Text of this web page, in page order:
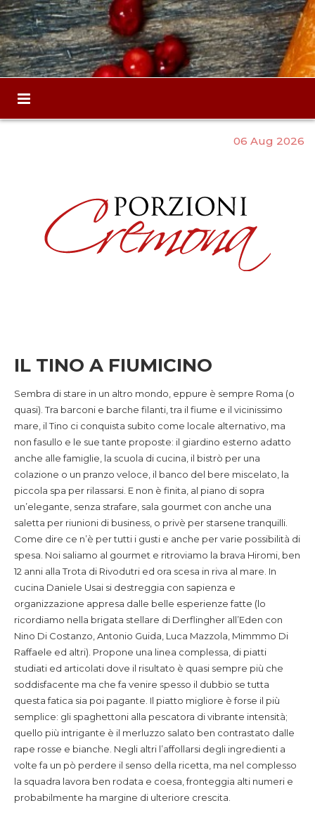
06 Aug 2026
IL TINO A FIUMICINO
Sembra di stare in un altro mondo, eppure è sempre Roma (o
quasi). Tra barconi e barche filanti, tra il fiume e il vicinissimo
mare, il Tino ci conquista subito come locale alternativo, ma
non fasullo e le sue tante proposte: il giardino esterno adatto
anche alle famiglie, la scuola di cucina, il bistrò per una
colazione o un pranzo veloce, il banco del bere miscelato, la
piccola spa per rilassarsi. E non è finita, al piano di sopra
un’elegante, senza strafare, sala gourmet con anche una
saletta per riunioni di business, o privè per starsene tranquilli.
Come dire ce n’è per tutti i gusti e anche per varie possibilità di
spesa. Noi saliamo al gourmet e ritroviamo la brava Hiromi, ben
12 anni alla Trota di Rivodutri ed ora scesa in riva al mare. In
cucina Daniele Usai si destreggia con sapienza e
organizzazione appresa dalle belle esperienze fatte (lo
ricordiamo nella brigata stellare di Derflingher all’Eden con
Nino Di Costanzo, Antonio Guida, Luca Mazzola, Mimmmo Di
Raffaele ed altri). Propone una linea complessa, di piatti
studiati ed articolati dove il risultato è quasi sempre più che
soddisfacente ma che fa venire spesso il dubbio se tutta
questa fatica sia poi pagante. Il piatto migliore è forse il più
semplice: gli spaghettoni alla pescatora di vibrante intensità;
quello più intrigante è il merluzzo salato ben contrastato dalle
rape rosse e bianche. Negli altri l’affollarsi degli ingredienti a
volte fa un pò perdere il senso della ricetta, ma nel complesso
la squadra lavora ben rodata e coesa, fronteggia alti numeri e
probabilmente ha margine di ulteriore crescita.